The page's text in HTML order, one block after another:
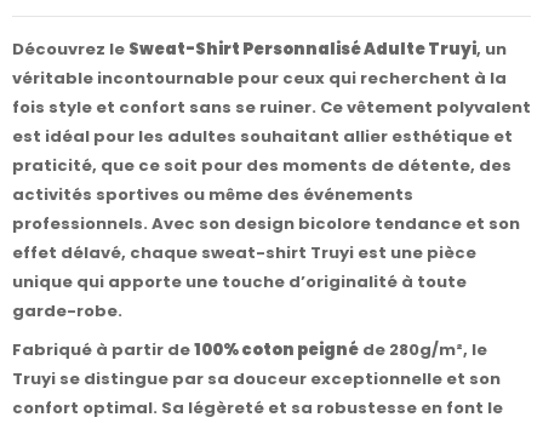
Découvrez le Sweat-Shirt Personnalisé Adulte Truyi, un
véritable incontournable pour ceux qui recherchent à la
fois style et confort sans se ruiner. Ce vêtement polyvalent
est idéal pour les adultes souhaitant allier esthétique et
praticité, que ce soit pour des moments de détente, des
activités sportives ou même des événements
professionnels. Avec son design bicolore tendance et son
effet délavé, chaque sweat-shirt Truyi est une pièce
unique qui apporte une touche d’originalité à toute
garde-robe.
Fabriqué à partir de100% coton peigné de 280g/m², le
Truyi se distingue par sa douceur exceptionnelle et son
confort optimal. Sa légèreté et sa robustesse en font le